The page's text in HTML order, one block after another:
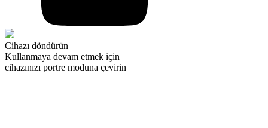
Cihazı döndürün
Kullanmaya devam etmek için
cihazınızı portre moduna çevirin